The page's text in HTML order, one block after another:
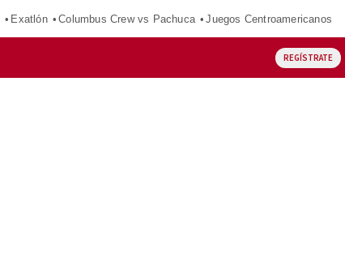
Exatlón Columbus Crew vs Pachuca Juegos Centroamericanos
REGÍSTRATE